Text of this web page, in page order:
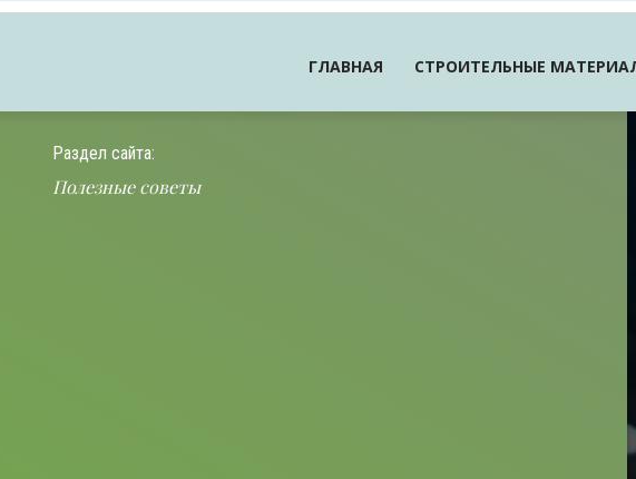
ГЛАВНАЯ СТРОИТЕЛЬНЫЕ
Раздел сайта:
Полезные советы